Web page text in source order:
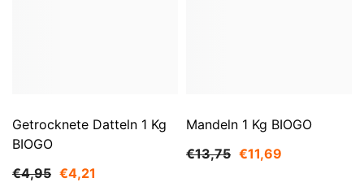
Getrocknete Datteln 1 Kg
BIOGO
€4,95 €4,21
Mandeln 1 Kg BIOGO
€13,75 €11,69